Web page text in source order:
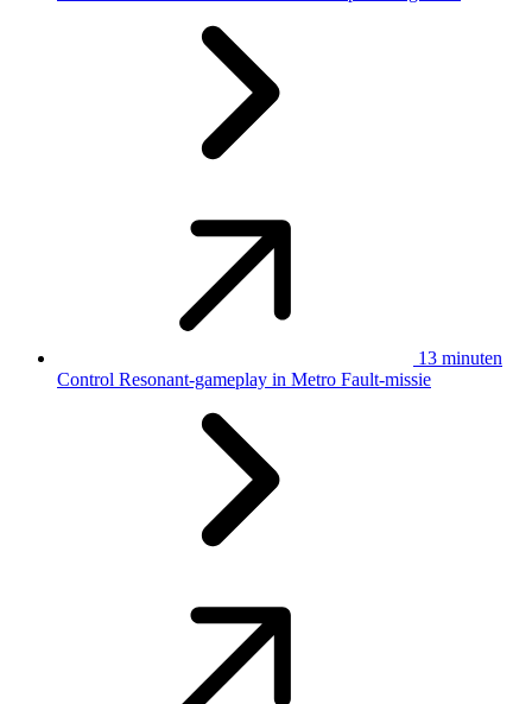
13 minuten
Control Resonant-gameplay in Metro Fault-missie